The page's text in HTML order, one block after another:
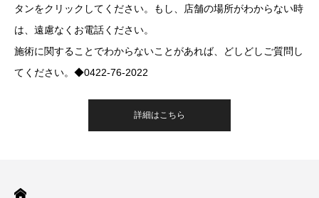
タンをクリックしてください。もし、店舗の場所がわからない時
は、遠慮なくお電話ください。
施術に関することでわからないことがあれば、どしどしご質問し
てください。◆0422-76-2022
詳細はこちら